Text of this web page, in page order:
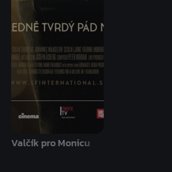
Valčík pro Monicu